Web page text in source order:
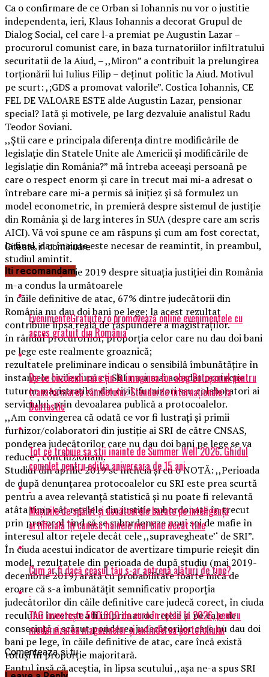
Ca o confirmare de ce Orban si Iohannis nu vor o justitie
independenta, ieri, Klaus Iohannis a decorat Grupul de
Dialog Social, cel care l-a premiat pe Augustin Lazar –
procurorul comunist care, in baza turnatoriilor infiltratului
securitatii de la Aiud, – ,,Miron” a contribuit la prelungirea
torționării lui Iulius Filip – deținut politic la Aiud. Motivul
pe scurt: ,;GDS a promovat valorile”. Costica Iohannis, CE
FEL DE VALOARE ESTE alde Augustin Lazar, pensionar
special? Iată și motivele, pe larg dezvaluie analistul Radu
Teodor Soviani.
,,Știi care e principala diferența dintre modificările de
legislație din Statele Unite ale Americii și modificările de
legislație din România?” mă întreba aceeași persoană pe
care o respect enorm și care în trecut mai mi-a adresat o
întrebare care mi-a permis să inițiez și să formulez un
model econometric, în premieră despre sistemul de justiție
din România și de larg interes în SUA (despre care am scris
AICI). Vă voi spune ce am răspuns și cum am fost corectat,
la final, dar înainte este necesar de reamintit, în preambul,
studiul amintit.
Studiul din aprilie 2019 despre situația justiției din România
m-a condus la următoarele
în căile definitive de atac, 67% dintre judecătorii din
România nu dau doi bani pe lege; la acest rezultat
contribuie lipsa reală de răspundere a magistraților.
în rândul procurorilor, proporția celor care nu dau doi bani
pe lege este realmente groaznică;
rezultatele preliminare indicau o sensibilă îmbunătățire în
instanțele civile după ce SRI nu a mai acordat protecție
tuturor magistraților din civil, furnizori sau colaboratori ai
serviciului, prin devoalarea publică a protocoalelor.
,,Am convingerea că odată ce vor fi lustrați și primii
furnizor/colaboratori din justiție ai SRI de către CNSAS,
ponderea judecătorilor care nu dau doi bani pe lege se va
reduce”, concluzionam.
Studiul din aprilie 2019 se încheia și cu o NOTĂ: ,,Perioada
de după denunțarea protocoalelor cu SRI este prea scurtă
pentru a avea relevanță statistică și nu poate fi relevantă
atâta timp cât rețelele din justiție subordonate în trecut
prin protocol tind să se subordoneze unui soi de mafie în
interesul altor rețele decât cele ,,supravegheate’‘ de SRI”.
În ciuda acestui indicator de avertizare timpurie reieșit din
model, rezultatele din perioada de după studiu (mai 2019-
decembrie 2019) arată cu probabilitate foarte mică de
eroare că s-a îmbunătățit semnificativ proporția
judecătorilor din căile definitive care judecă corect, în ciuda
reculului încercat a fi imprimat de rețele și pe cale de
consecință a scăzut ponderea judecătorilor care nu dau doi
bani pe lege, în căile definitive de atac, care încă există
totuși în proporție majoritară.
Faptul însă că aceștia, în lipsa scutului ,,așa ne-a spus SRI
Citeste in continuare
Iti recomandam
EvenimenteGratuite.ro promovează online evenimentele cu
acces gratuit din România
De ce buzoienii care țin la imaginea lor aleg Botoșaniul pentru
transformarea zâmbetului: Standarde internaționale la
Dentastic
Tot ce trebuie sa stii inainte de Summer Well 2026. Ghidul
complet pentru editia aniversara de 15 ani
Mașinile de spălat și uscătoarele bazate pe inteligență
artificială îți cunosc hainele mai bine decât tine
Cum ar fi dacă ceasul tău s-ar antrena alături de tine?
TAG investește 500.000 de euro în retail în 2026, pentru
modernizarea magazinelor și extinderea portofoliului
Comenteaza si tu